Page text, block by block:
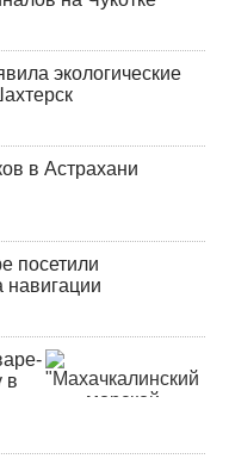
экологические
в Астрахани
посетили
навигации
в